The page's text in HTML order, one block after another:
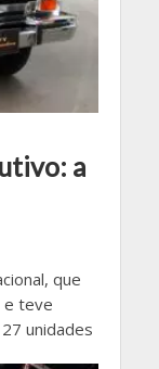
a
que
e teve
unidades